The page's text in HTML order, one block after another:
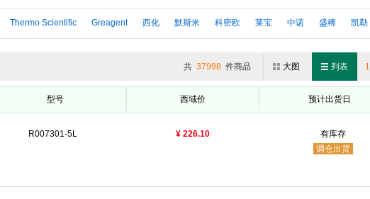
Thermo Scientific Greagent 西化 默斯米 科密欧 莱宝 中诺 盛稀 凯勒
1
大图 列表
共37998 件商品
型号 西域价 预计出货日
R007301-5L ¥ 226.10
有库存
调仓出货